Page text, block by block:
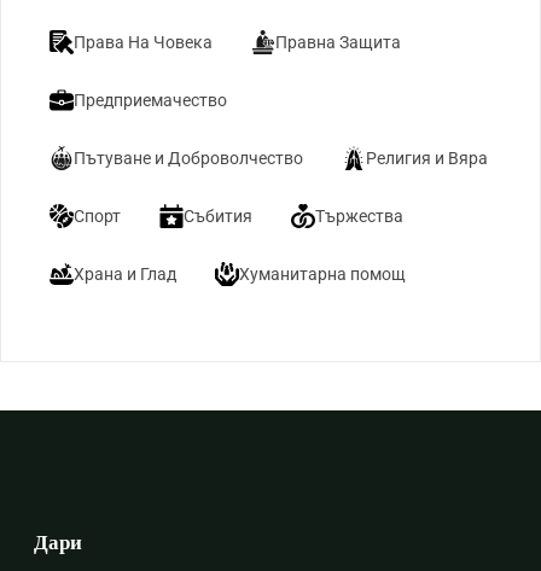
Права На Човека Правна Защита
Предприемачество
Пътуване и Доброволчество Религия и Вяра
Спорт Събития Тържества
Храна и Глад Хуманитарна помощ
Дари